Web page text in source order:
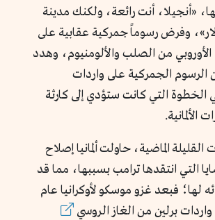
«أنجيلا، أنت رائعة، ولكنك مدينة
وفرض رسوماً جمركية عقابية على
الأوروبي من الصلب والألومنيوم، وهدد
الجمركية على واردات
الخطوة التي كانت ستؤدي إلى كارثة
الألمانية.
الماضية، حاولت ألمانيا إصلاح
التي انتقدها ترامب بسببها، مما قد
فبعد غزو موسكو لأوكرانيا عام